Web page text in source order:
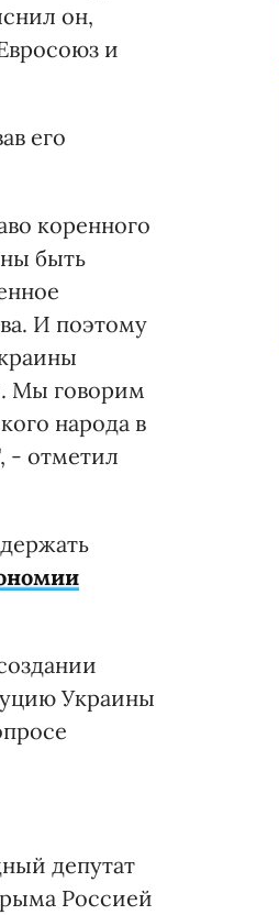
он,
и
его
коренного
быть
И поэтому
Мы говорим
народа в
- отметил
Украины
депутат
Россией